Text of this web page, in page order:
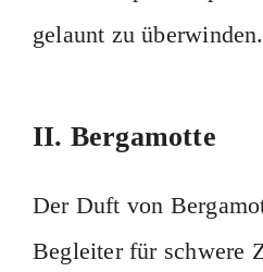
gelaunt zu überwinden.
II. Bergamotte
Der Duft von
Begleiter für schwere